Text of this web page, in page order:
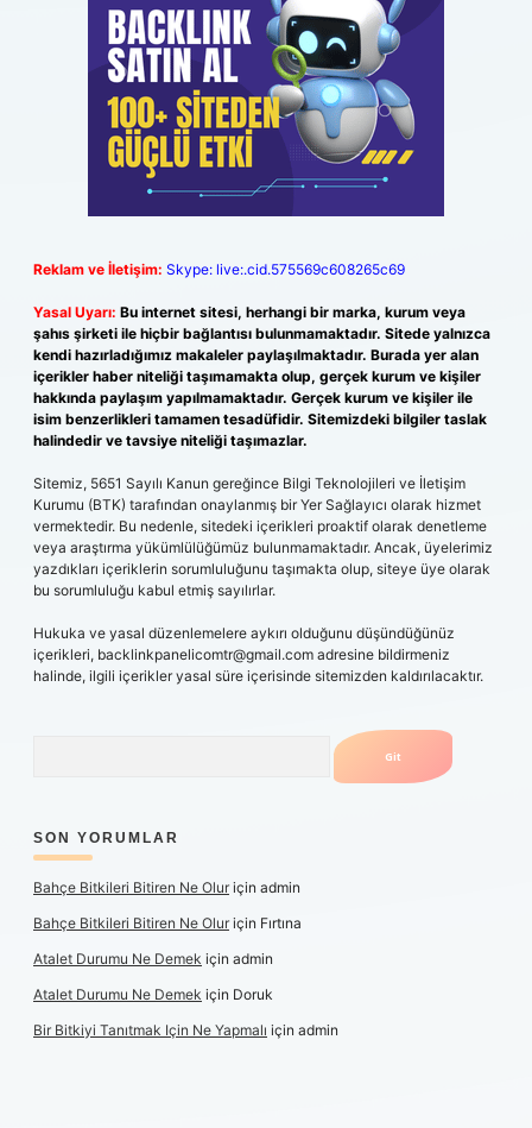
Reklam ve İletişim: Skype: live:.cid.575569c608265c69
Yasal Uyarı: Bu internet sitesi, herhangi bir marka, kurum veya
şahıs şirketi ile hiçbir bağlantısı bulunmamaktadır. Sitede yalnızca
kendi hazırladığımız makaleler paylaşılmaktadır. Burada yer alan
içerikler haber niteliği taşımamakta olup, gerçek kurum ve kişiler
hakkında paylaşım yapılmamaktadır. Gerçek kurum ve kişiler ile
isim benzerlikleri tamamen tesadüfidir. Sitemizdeki bilgiler taslak
halindedir ve tavsiye niteliği taşımazlar.
Sitemiz, 5651 Sayılı Kanun gereğince Bilgi Teknolojileri ve İletişim
Kurumu (BTK) tarafından onaylanmış bir Yer Sağlayıcı olarak hizmet
vermektedir. Bu nedenle, sitedeki içerikleri proaktif olarak denetleme
veya araştırma yükümlülüğümüz bulunmamaktadır. Ancak, üyelerimiz
yazdıkları içeriklerin sorumluluğunu taşımakta olup, siteye üye olarak
bu sorumluluğu kabul etmiş sayılırlar.
Hukuka ve yasal düzenlemelere aykırı olduğunu düşündüğünüz
içerikleri, backlinkpanelicomtr@gmail.com adresine bildirmeniz
halinde, ilgili içerikler yasal süre içerisinde sitemizden kaldırılacaktır.
SON YORUMLAR
Bahçe Bitkileri Bitiren Ne Oluriçin admin
Bahçe Bitkileri Bitiren Ne Oluriçin Fırtına
Atalet Durumu Ne Demek için admin
Atalet Durumu Ne Demek için Doruk
Bir Bitkiyi Tanıtmak Için Ne Yapmalı için admin